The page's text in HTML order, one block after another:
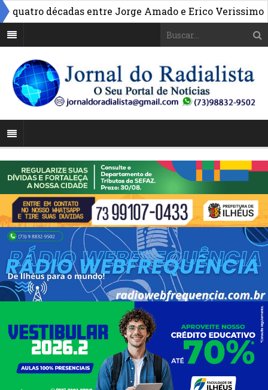
décadas entre Jorge Amado e Erico Verissimo »